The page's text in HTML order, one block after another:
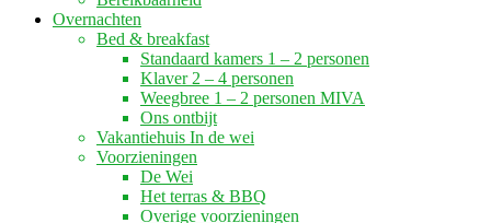
Overnachten
Bed & breakfast
Standaard kamers 1 – 2 personen
Klaver 2 – 4 personen
Weegbree 1 – 2 personen MIVA
Ons ontbijt
Vakantiehuis In de wei
Voorzieningen
De Wei
Het terras & BBQ
Overige voorzieningen